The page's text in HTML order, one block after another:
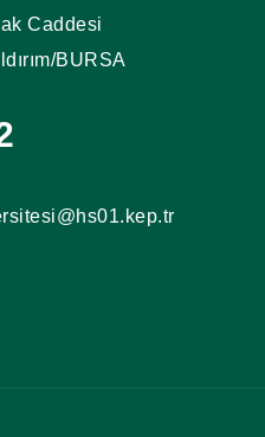
Caddesi
BURSA